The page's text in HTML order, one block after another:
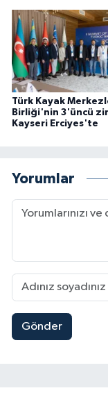
Türk Kayak
Birliği'nin 3'üncü
Kayseri Erciyes'te
Yorumlar
Gönder